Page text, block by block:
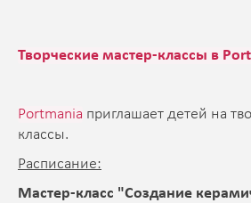
Творческие мастер-классы в
Portmania приглашает детей на
классы.
Расписание:
Мастер-класс "Создание